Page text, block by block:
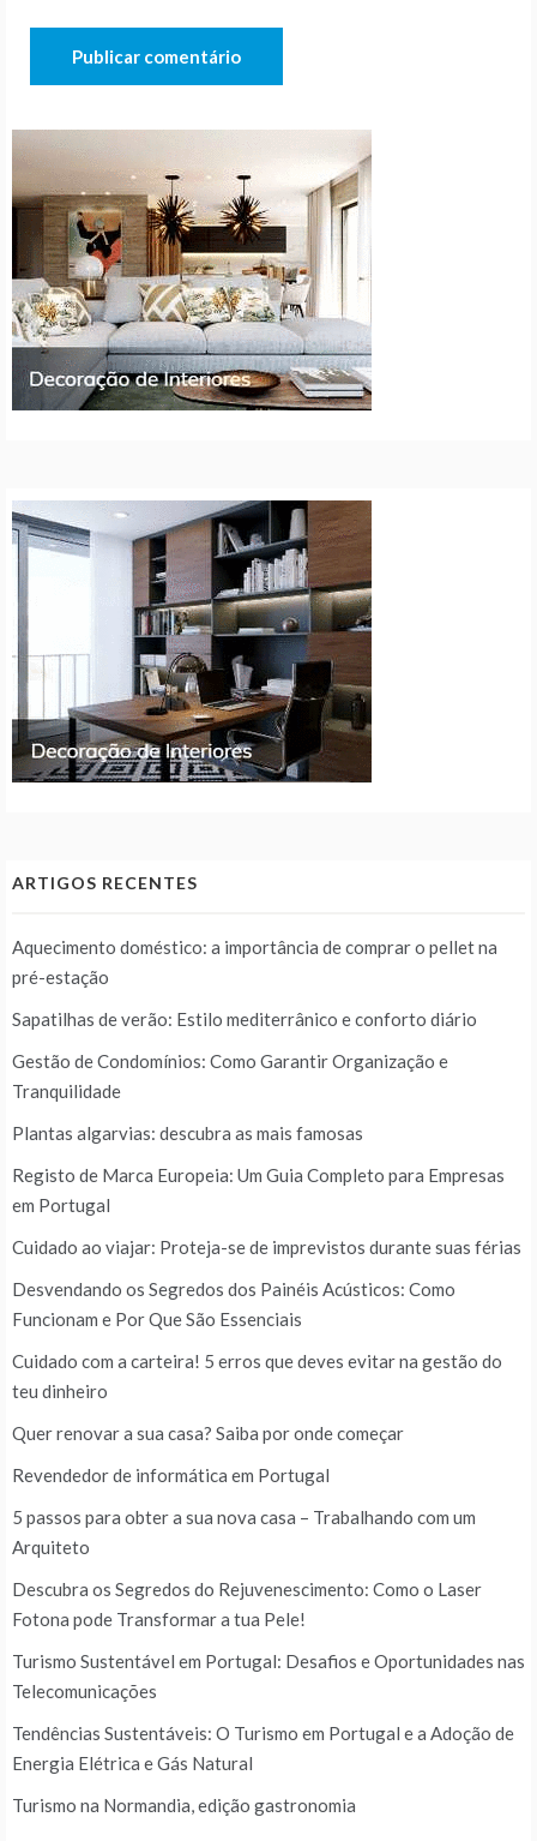
ARTIGOS RECENTES
Aquecimento doméstico: a importância de comprar o pellet na
pré-estação
Sapatilhas de verão: Estilo mediterrânico e conforto diário
Gestão de Condomínios: Como Garantir Organização e
Tranquilidade
Plantas algarvias: descubra as mais famosas
Registo de Marca Europeia: Um Guia Completo para Empresas
em Portugal
Cuidado ao viajar: Proteja-se de imprevistos durante suas férias
Desvendando os Segredos dos Painéis Acústicos: Como
Funcionam e Por Que São Essenciais
Cuidado com a carteira! 5 erros que deves evitar na gestão do
teu dinheiro
Quer renovar a sua casa? Saiba por onde começar
Revendedor de informática em Portugal
5 passos para obter a sua nova casa – Trabalhando com um
Arquiteto
Descubra os Segredos do Rejuvenescimento: Como o Laser
Fotona pode Transformar a tua Pele!
Turismo Sustentável em Portugal: Desafios e Oportunidades nas
Telecomunicações
Tendências Sustentáveis: O Turismo em Portugal e a Adoção de
Energia Elétrica e Gás Natural
Turismo na Normandia, edição gastronomia